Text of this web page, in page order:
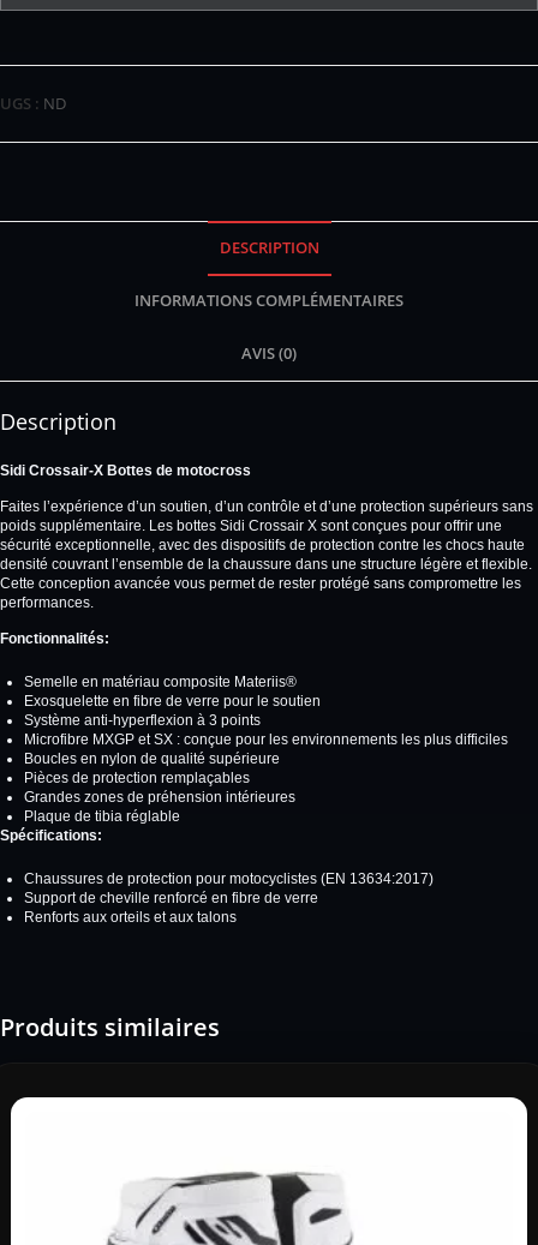
UGS : ND
DESCRIPTION
INFORMATIONS COMPLÉMENTAIRES
AVIS (0)
Description
Sidi Crossair-X Bottes de motocross
Faites l’expérience d’un soutien, d’un contrôle et d’une protection supérieurs sans
poids supplémentaire. Les bottes Sidi Crossair X sont conçues pour offrir une
sécurité exceptionnelle, avec des dispositifs de protection contre les chocs haute
densité couvrant l’ensemble de la chaussure dans une structure légère et flexible.
Cette conception avancée vous permet de rester protégé sans compromettre les
performances.
Fonctionnalités:
Semelle en matériau composite Materiis®
Exosquelette en fibre de verre pour le soutien
Système anti-hyperflexion à 3 points
Microfibre MXGP et SX : conçue pour les environnements les plus difficiles
Boucles en nylon de qualité supérieure
Pièces de protection remplaçables
Grandes zones de préhension intérieures
Plaque de tibia réglable
Spécifications:
Chaussures de protection pour motocyclistes (EN 13634:2017)
Support de cheville renforcé en fibre de verre
Renforts aux orteils et aux talons
Produits similaires